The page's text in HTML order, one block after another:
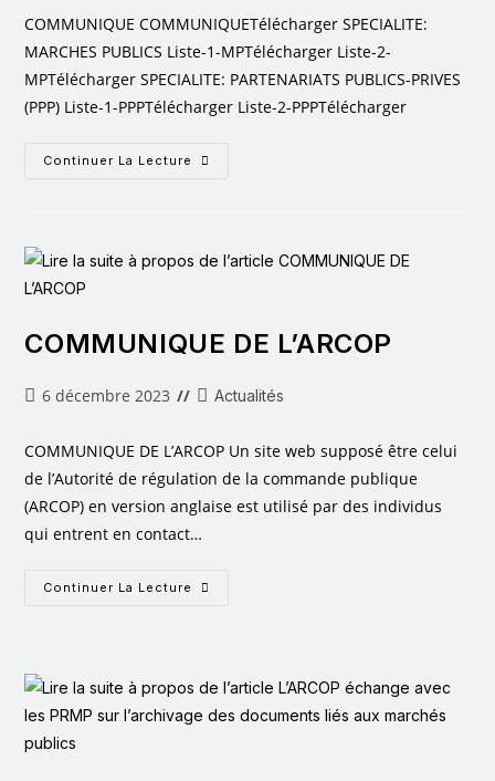
COMMUNIQUE COMMUNIQUETélécharger SPECIALITE:
MARCHES PUBLICS Liste-1-MPTélécharger Liste-2-
MPTélécharger SPECIALITE: PARTENARIATS PUBLICS-PRIVES
(PPP) Liste-1-PPPTélécharger Liste-2-PPPTélécharger
Continuer La Lecture
COMMUNIQUE DE L’ARCOP
6 décembre 2023 Actualités
COMMUNIQUE DE L’ARCOP Un site web supposé être celui
de l’Autorité de régulation de la commande publique
(ARCOP) en version anglaise est utilisé par des individus
qui entrent en contact…
Continuer La Lecture